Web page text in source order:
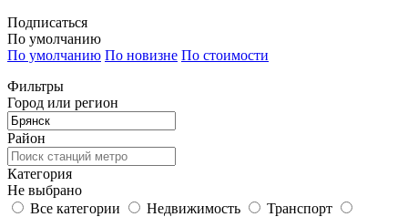
Подписаться
По умолчанию
По умолчанию По новизне По стоимости
Фильтры
Город или регион
Район
Категория
Не выбрано
Все категории
Недвижимость
Транспорт